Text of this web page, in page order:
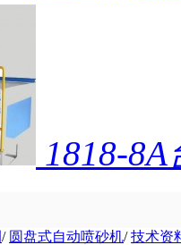
1818-
/ 圆盘式自动喷砂机/技术资